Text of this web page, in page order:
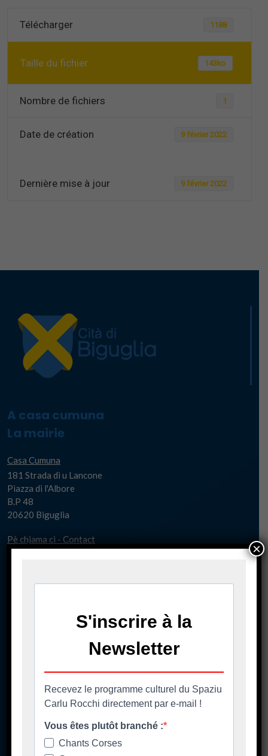
Télécharger 1188
Taille du fichier 143ko
Nombre de fichiers 1
Date de création 9 février 2022
Dernière mise à jour 9 février 2022
A casa cumuna
La mairie
Casa Cumuna
181 Strada di u Lancone
Piazza di l'Albore
B.P 48
20620 Biguglia
Pè chjama ci - Contact
Ore di apertura
Les horaires d'ouverture
130 Carrughju di Spezziolaccia
×